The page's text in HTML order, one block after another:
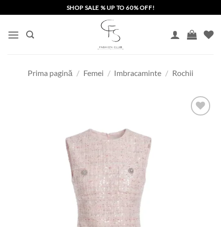
to
content
SHOP SALE % UP TO 60% OFF!
Prima pagină / Femei / Imbracaminte / Rochii